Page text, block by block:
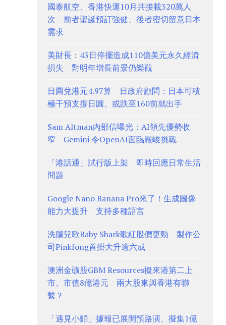
國泰航空、香港快運10月共接載320萬人
次 前者聖誕預訂強健、後者密切留意日本
需求
美財長：43日停擺造成110億美元永久經濟
損失 對明年增長前景仍樂觀
日圓兌港元4.97算 日政府顧問：日本可積
極干預支撐日圓、或跌至160前就出手
Sam Altman內部信曝光：AI領先優勢收
窄 Gemini 令OpenAI面臨嚴峻挑戰
「港話通」試行版上架 即時回應日常生活
問題
Google Nano Banana Pro來了！生成圖像
能力大提升 支持多種語言
洗腦兒歌Baby Shark歌紅股價更勁 製作公
司Pinkfong首掛大升逾六成
澳洲金礦股GBM Resources擬來港第二上
市、市值8億港元 兩大股東與香港有聯
繫？
「遇見小麵」據報已展開預路演、擬集1億